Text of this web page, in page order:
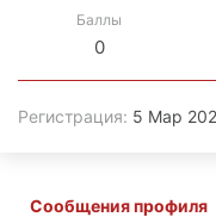
Баллы
0
Регистрация 5 Мар
Сообщения профиля